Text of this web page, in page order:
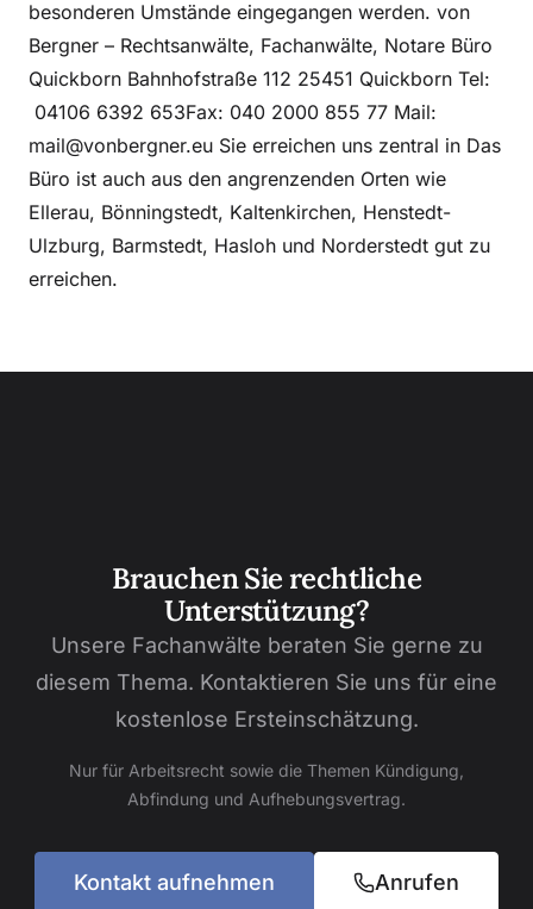
besonderen Umstände eingegangen werden. von
Bergner – Rechtsanwälte, Fachanwälte, Notare Büro
Quickborn Bahnhofstraße 112 25451 Quickborn Tel:
04106 6392 653Fax: 040 2000 855 77 Mail:
mail@vonbergner.eu Sie erreichen uns zentral in Das
Büro ist auch aus den angrenzenden Orten wie
Ellerau, Bönningstedt, Kaltenkirchen, Henstedt-
Ulzburg, Barmstedt, Hasloh und Norderstedt gut zu
erreichen.
Brauchen Sie rechtliche
Unterstützung?
Unsere Fachanwälte beraten Sie gerne zu
diesem Thema. Kontaktieren Sie uns für eine
kostenlose Ersteinschätzung.
Nur für Arbeitsrecht sowie die Themen Kündigung,
Abfindung und Aufhebungsvertrag.
Kontakt aufnehmen Anrufen